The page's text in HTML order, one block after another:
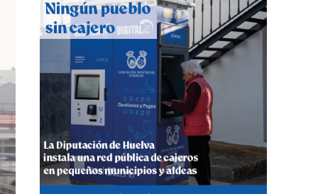
QUINTA CORRIDA DE LAS FIESTAS
COLOMBINAS 2026
hace 4 días· Huelvatv